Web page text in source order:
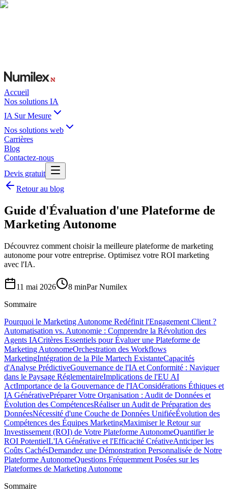
Accueil
Nos solutions IA
IA Sur Mesure
Nos solutions web
Carrières
Blog
Contactez-nous
Devis gratuit
Retour au blog
Guide d'Évaluation d'une Plateforme de
Marketing Autonome
Découvrez comment choisir la meilleure plateforme de marketing
autonome pour votre entreprise. Optimisez votre ROI marketing
avec l'IA.
11 mai 2026 8 minParNumilex
Sommaire
Pourquoi le Marketing Autonome Redéfinit l'Engagement Client ?
Automatisation vs. Autonomie : Comprendre la Révolution des
Agents IACritères Essentiels pour Évaluer une Plateforme de
Marketing AutonomeOrchestration des Workflows
MarketingIntégration de la Pile Martech ExistanteCapacités
d'Analyse PrédictiveGouvernance de l'IA et Conformité : Naviguer
dans le Paysage RéglementaireImplications de l'EU AI
ActImportance de la Gouvernance de l'IAConsidérations Éthiques et
IA GénérativePréparer Votre Organisation : Audit de Données et
Évolution des CompétencesRéaliser un Audit de Préparation des
DonnéesNécessité d'une Couche de Données UnifiéeÉvolution des
Compétences des Équipes MarketingMaximiser le Retour sur
Investissement (ROI) de Votre Plateforme AutonomeQuantifier le
ROI PotentielL'IA Générative et l'Efficacité CréativeAnticiper les
Coûts CachésDemandez une Démonstration Personnalisée de Notre
Plateforme AutonomeQuestions Fréquemment Posées sur les
Plateformes de Marketing Autonome
Sommaire